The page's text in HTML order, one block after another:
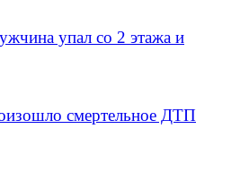
упал со 2 этажа и
смертельное ДТП